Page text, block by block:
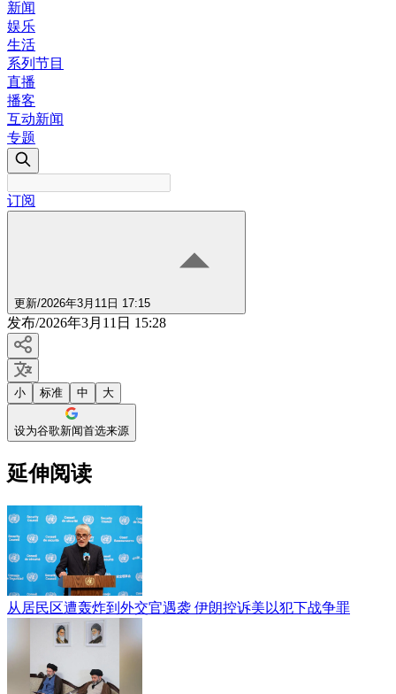
新闻
娱乐
生活
系列节目
直播
播客
互动新闻
专题
订阅
更新/2026年3月11日 17:15
发布/2026年3月11日 15:28
小 标准 中 大
设为谷歌新闻首选来源
延伸阅读
从居民区遭轰炸到外交官遇袭 伊朗控诉美以犯下战争罪